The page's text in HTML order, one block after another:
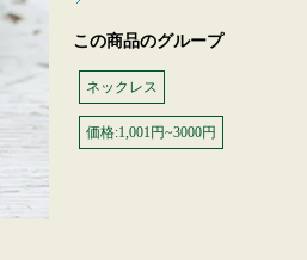
この商品のグループ
ネックレス
価格:1,001円~3000円